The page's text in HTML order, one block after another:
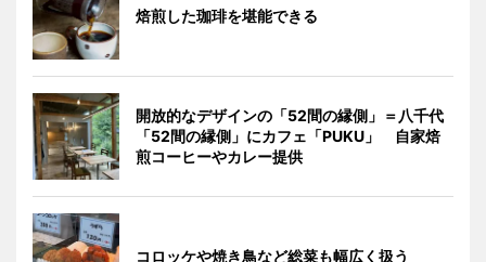
焙煎した珈琲を堪能できる
開放的なデザインの「52間の縁側」＝八千代
「52間の縁側」にカフェ「PUKU」 自家焙
煎コーヒーやカレー提供
コロッケや焼き鳥など総菜も幅広く扱う